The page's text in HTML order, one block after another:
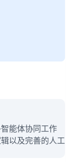
能体协同工作
以及完善的人工